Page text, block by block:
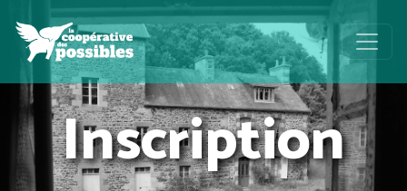
Inscription